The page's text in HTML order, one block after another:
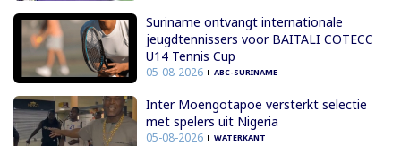
Suriname ontvangt internationale
jeugdtennissers voor BAITALI COTECC
U14 Tennis Cup
05-08-2026 ABC-SURINAME
Inter Moengotapoe versterkt selectie
met spelers uit Nigeria
05-08-2026 WATERKANT